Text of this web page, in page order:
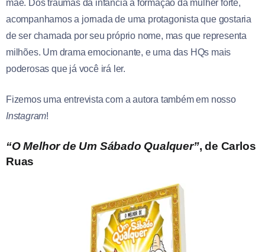
mãe. Dos traumas da infância à formação da mulher forte,
acompanhamos a jornada de uma protagonista que gostaria
de ser chamada por seu próprio nome, mas que representa
milhões. Um drama emocionante, e uma das HQs mais
poderosas que já você irá ler.
Fizemos uma entrevista com a autora também em nosso
Instagram!
“O Melhor de Um Sábado Qualquer”, de Carlos
Ruas